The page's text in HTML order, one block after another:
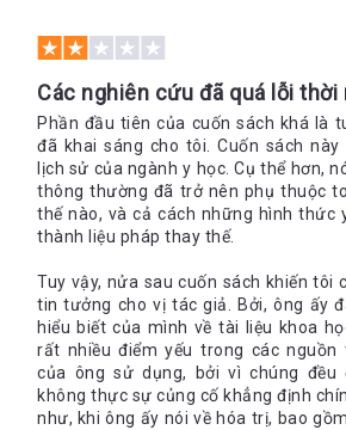
Các nghiên cứu đã quá lỗi thời
Phần đầu tiên của cuốn sách khá là
đã khai sáng cho tôi. Cuốn sách
lịch sử của ngành y học. Cụ thể hơn,
thông thường đã trở nên phụ thuộc
thế nào, và cả cách những hình thức
thành liệu pháp thay thế.
Tuy vậy, nửa sau cuốn sách khiến tôi
tin tưởng cho vị tác giả. Bởi, ông ấy
hiểu biết của mình về tài liệu khoa
rất nhiều điểm yếu trong các nguồn
của ông sử dụng, bởi vì chúng
không thực sự củng cố khẳng định
như, khi ông ấy nói về hóa trị, bao